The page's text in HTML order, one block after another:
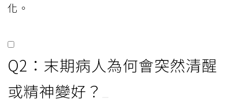
化。
Q2：末期病人為何會突然清醒
或精神變好？